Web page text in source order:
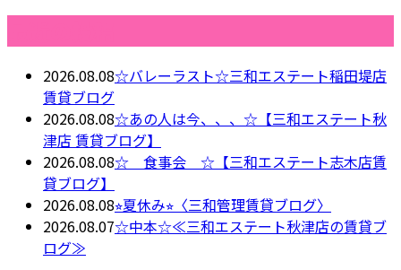
2026.08.08☆バレーラスト☆三和エステート稲田堤店
賃貸ブログ
2026.08.08☆あの人は今、、、☆【三和エステート秋
津店 賃貸ブログ】
2026.08.08☆ 食事会 ☆【三和エステート志木店賃
貸ブログ】
2026.08.08⭐︎夏休み⭐︎〈三和管理賃貸ブログ〉
2026.08.07☆中本☆≪三和エステート秋津店の賃貸ブ
ログ≫